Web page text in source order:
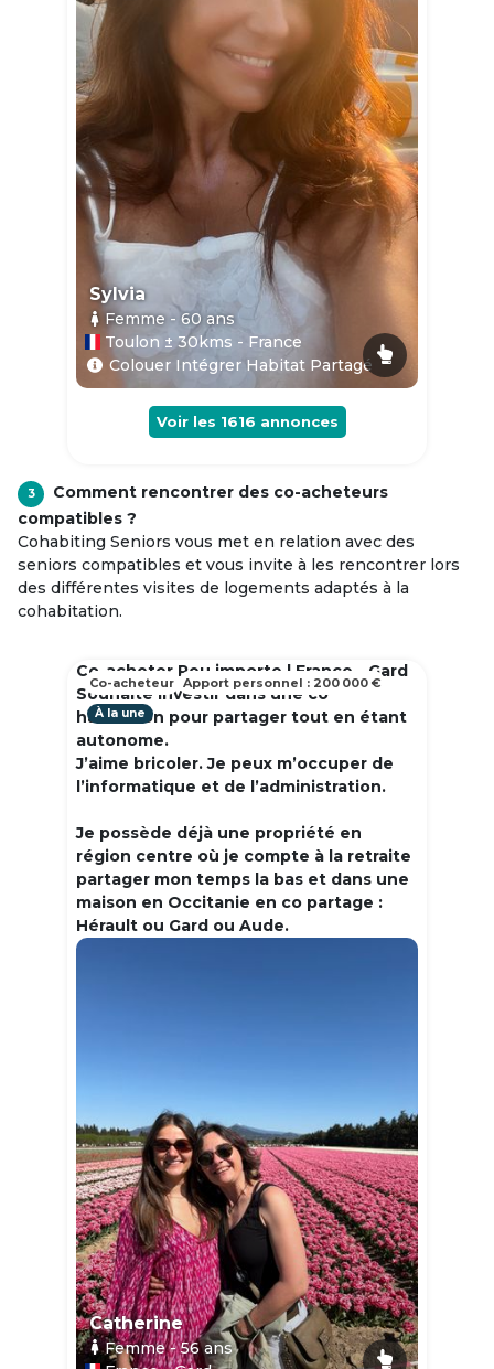
Sylvia
Femme - 60ans
Toulon ± 30kms - France
Colouer Intégrer Habitat Partagé
Voir les 1616 annonces
3
Comment rencontrer des co-acheteurs
compatibles ?
Cohabiting Seniors vous met en relation avec des
seniors compatibles et vous invite à les rencontrer lors
des différentes visites de logements adaptés à la
cohabitation.
Co-acheter Peu importe | France - Gard
Souhaite investir dans une co
habitation pour partager tout en étant
autonome.
J’aime bricoler. Je peux m’occuper de
l’informatique et de l’administration.
Je possède déjà une propriété en
région centre où je compte à la retraite
partager mon temps la bas et dans une
maison en Occitanie en co partage :
Hérault ou Gard ou Aude.
À la une
Catherine
Femme- 56ans
Co-acheteur Apport personnel : 200 000 €